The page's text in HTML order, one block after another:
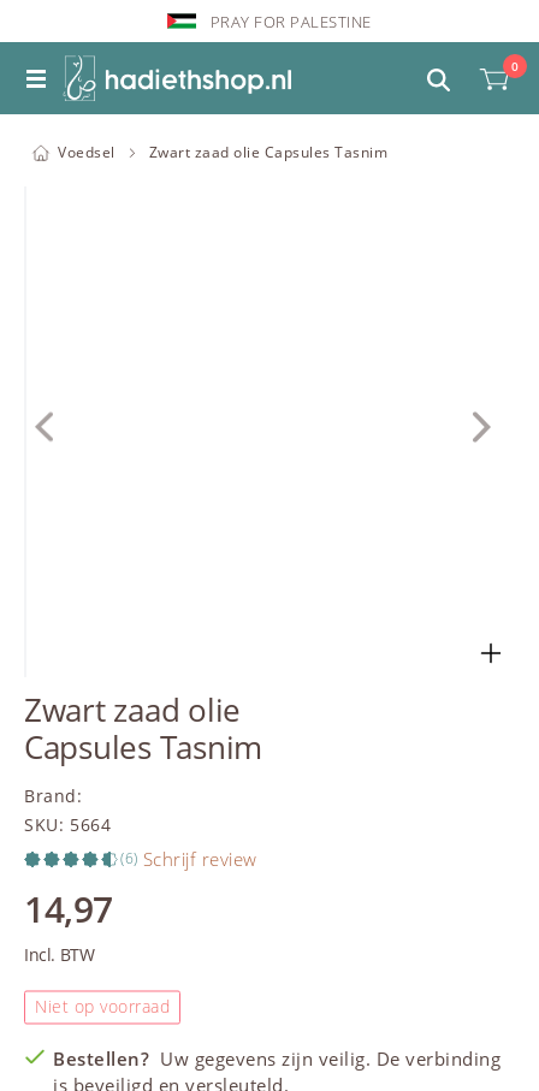
PRAY FOR PALESTINE
0
Voedsel Zwart zaad olie Capsules Tasnim
Zwart zaad olie
Capsules Tasnim
Brand:
SKU: 5664
(6) Schrijf review
14,97
Incl. BTW
Niet op voorraad
Bestellen? Uw gegevens zijn veilig. De verbinding
is beveiligd en versleuteld.